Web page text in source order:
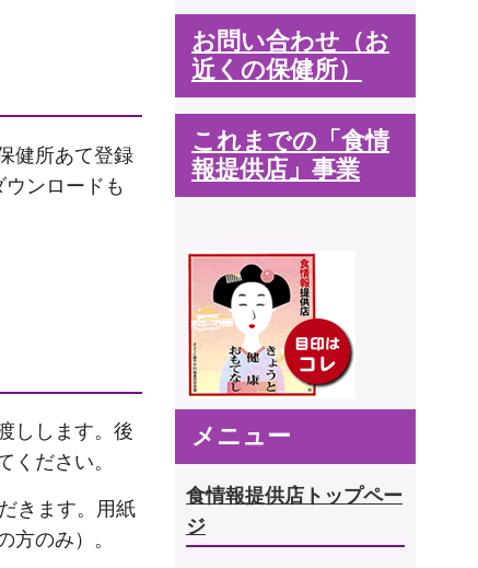
健所あて登録
ンロードも
しします。後
ください。
きます。用紙
方のみ）。
お問い合わせ（お
近くの保健所）
これまでの「食情
報提供店」事業
メニュー
食情報提供店トップペー
ジ